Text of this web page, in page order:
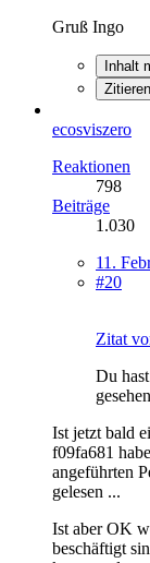
Gruß Ingo
Inhalt
Zitieren
ecosviszero
Reaktionen
798
Beiträge
1.030
11.
#20
Zitat
Du
Ist jetzt bald
f09fa681
angeführten
gelesen ...
Ist aber OK
beschäftigt